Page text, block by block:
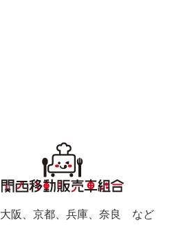
大阪、京都、兵庫、奈良 など